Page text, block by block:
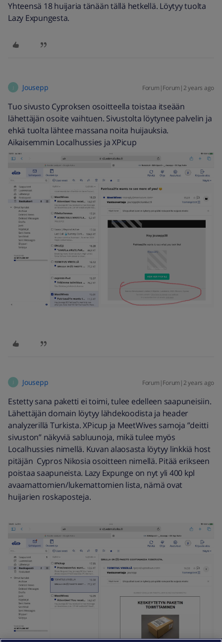
Yhteensä 18 huijaria tänään tällä hetkellä. Löytyy tuolta
Lazy Expungesta.
Jousepp Forum|Forum|2 years ago
Tuo sivusto Cyproksen osoitteella toistaa itseään
lähettäjän osoite vaihtuen. Sivustolta löytynee palvelin ja
ehkä tuolta lähtee massana noita huijauksia.
Aikaisemmin Localhussies ja XPicup
Jousepp Forum|Forum|2 years ago
Estetty sana paketti ei toimi, tulee edelleen saapuneisiin.
Lähettäjän domain löytyy lähdekoodista ja header
analyzerillä Turkista. XPicup ja MeetWives samoja ”deitti
sivuston” näkyviä sabluunoja, mikä tulee myös
Localhussies nimellä. Kuvan alaosasta löytyy linkkiä host
pitäjän Cypros Nikosia osoitteen nimellä. Pitää erikseen
poistaa saapuneista. Lazy Expunge on nyt yli 400 kpl
avaamattomien/lukemattomien lista, nämä ovat
huijarien roskaposteja.